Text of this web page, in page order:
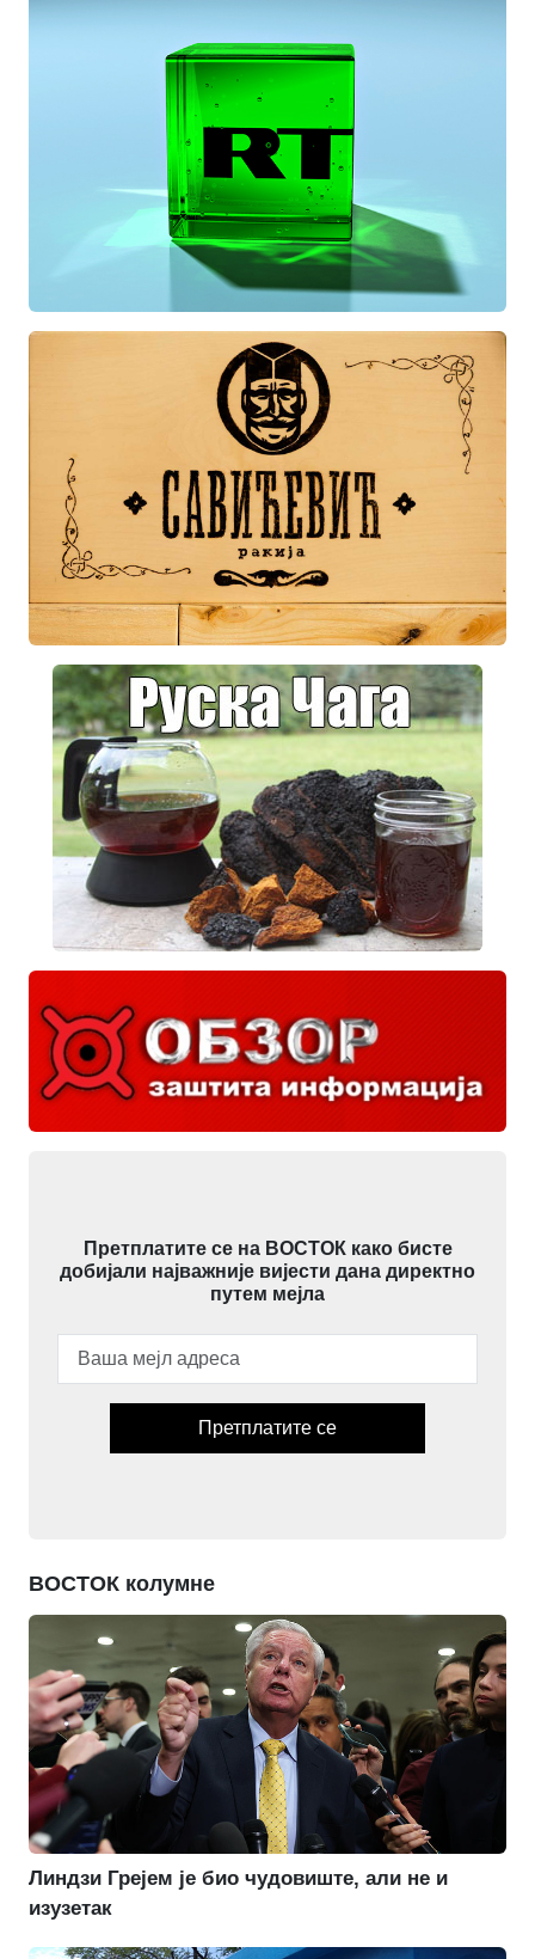
Претплатите се на ВОСТОК како бисте
добијали најважније вијести дана директно
путем мејла
Претплатите се
ВОСТОК колумне
Линдзи Грејем је био чудовиште, али не и
изузетак